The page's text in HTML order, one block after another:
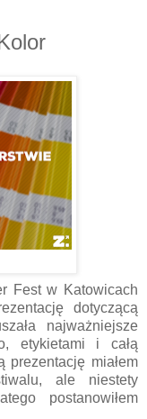
Fest w Katowicach
dotyczącą
najważniejsze
etykietami i całą
prezentację miałem
ale niestety
postanowiłem